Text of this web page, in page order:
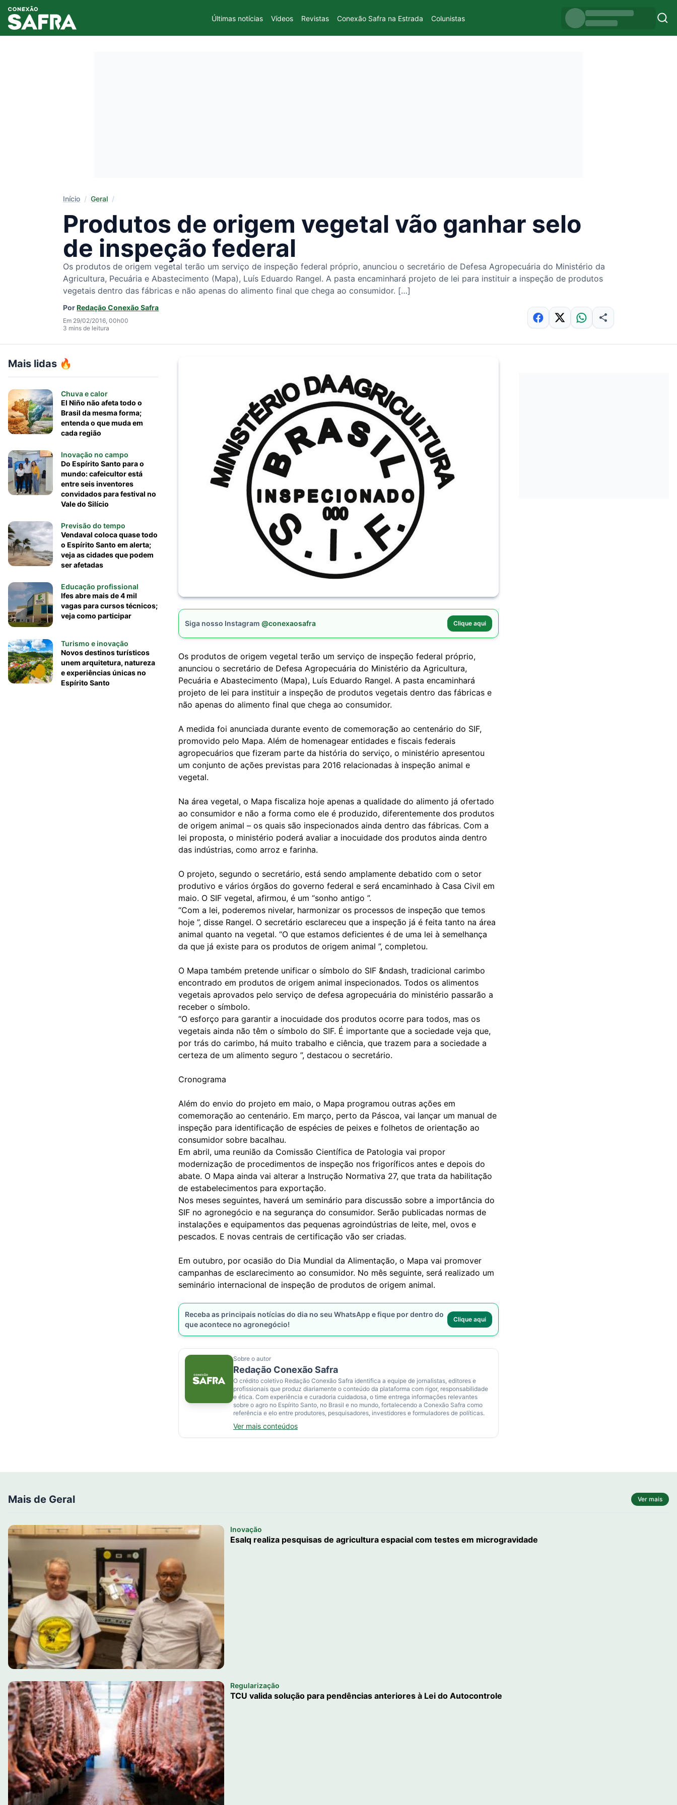
Últimas notícias Vídeos Revistas Conexão Safra na Estrada Colunistas
Início /Geral /
Produtos de origem vegetal vão ganhar selo
de inspeção federal
Os produtos de origem vegetal terão um serviço de inspeção federal próprio, anunciou o secretário de Defesa Agropecuária do Ministério da
Agricultura, Pecuária e Abastecimento (Mapa), Luís Eduardo Rangel. A pasta encaminhará projeto de lei para instituir a inspeção de produtos
vegetais dentro das fábricas e não apenas do alimento final que chega ao consumidor. […]
PorRedação Conexão Safra
Em 29/02/2016, 00h00
3 mins de leitura
Mais lidas 🔥
Chuva e calor
El Niño não afeta todo o
Brasil da mesma forma;
entenda o que muda em
cada região
Inovação no campo
Do Espírito Santo para o
mundo: cafeicultor está
entre seis inventores
convidados para festival no
Vale do Silício
Previsão do tempo
Vendaval coloca quase todo
o Espírito Santo em alerta;
veja as cidades que podem
ser afetadas
Educação profissional
Ifes abre mais de 4 mil
vagas para cursos técnicos;
veja como participar
Turismo e inovação
Novos destinos turísticos
unem arquitetura, natureza
e experiências únicas no
Espírito Santo
Siga nosso Instagram @conexaosafra Clique aqui
Os produtos de origem vegetal terão um serviço de inspeção federal próprio,
anunciou o secretário de Defesa Agropecuária do Ministério da Agricultura,
Pecuária e Abastecimento (Mapa), Luís Eduardo Rangel. A pasta encaminhará
projeto de lei para instituir a inspeção de produtos vegetais dentro das fábricas e
não apenas do alimento final que chega ao consumidor.
A medida foi anunciada durante evento de comemoração ao centenário do SIF,
promovido pelo Mapa. Além de homenagear entidades e fiscais federais
agropecuários que fizeram parte da história do serviço, o ministério apresentou
um conjunto de ações previstas para 2016 relacionadas à inspeção animal e
vegetal.
Na área vegetal, o Mapa fiscaliza hoje apenas a qualidade do alimento já ofertado
ao consumidor e não a forma como ele é produzido, diferentemente dos produtos
de origem animal – os quais são inspecionados ainda dentro das fábricas. Com a
lei proposta, o ministério poderá avaliar a inocuidade dos produtos ainda dentro
das indústrias, como arroz e farinha.
O projeto, segundo o secretário, está sendo amplamente debatido com o setor
produtivo e vários órgãos do governo federal e será encaminhado à Casa Civil em
maio. O SIF vegetal, afirmou, é um “sonho antigo ”.
“Com a lei, poderemos nivelar, harmonizar os processos de inspeção que temos
hoje ”, disse Rangel. O secretário esclareceu que a inspeção já é feita tanto na área
animal quanto na vegetal. “O que estamos deficientes é de uma lei à semelhança
da que já existe para os produtos de origem animal ”, completou.
O Mapa também pretende unificar o símbolo do SIF &ndash, tradicional carimbo
encontrado em produtos de origem animal inspecionados. Todos os alimentos
vegetais aprovados pelo serviço de defesa agropecuária do ministério passarão a
receber o símbolo.
“O esforço para garantir a inocuidade dos produtos ocorre para todos, mas os
vegetais ainda não têm o símbolo do SIF. É importante que a sociedade veja que,
por trás do carimbo, há muito trabalho e ciência, que trazem para a sociedade a
certeza de um alimento seguro ”, destacou o secretário.
Cronograma
Além do envio do projeto em maio, o Mapa programou outras ações em
comemoração ao centenário. Em março, perto da Páscoa, vai lançar um manual de
inspeção para identificação de espécies de peixes e folhetos de orientação ao
consumidor sobre bacalhau.
Em abril, uma reunião da Comissão Científica de Patologia vai propor
modernização de procedimentos de inspeção nos frigoríficos antes e depois do
abate. O Mapa ainda vai alterar a Instrução Normativa 27, que trata da habilitação
de estabelecimentos para exportação.
Nos meses seguintes, haverá um seminário para discussão sobre a importância do
SIF no agronegócio e na segurança do consumidor. Serão publicadas normas de
instalações e equipamentos das pequenas agroindústrias de leite, mel, ovos e
pescados. E novas centrais de certificação vão ser criadas.
Em outubro, por ocasião do Dia Mundial da Alimentação, o Mapa vai promover
campanhas de esclarecimento ao consumidor. No mês seguinte, será realizado um
seminário internacional de inspeção de produtos de origem animal.
Receba as principais notícias do dia no seu WhatsApp e fique por dentro do
que acontece no agronegócio!
Clique aqui
Sobre o autor
Redação Conexão Safra
O crédito coletivo Redação Conexão Safra identifica a equipe de jornalistas, editores e
profissionais que produz diariamente o conteúdo da plataforma com rigor, responsabilidade
e ética. Com experiência e curadoria cuidadosa, o time entrega informações relevantes
sobre o agro no Espírito Santo, no Brasil e no mundo, fortalecendo a Conexão Safra como
referência e elo entre produtores, pesquisadores, investidores e formuladores de políticas.
Ver mais conteúdos
Mais de Geral Ver mais
Inovação
Esalq realiza pesquisas de agricultura espacial com testes em microgravidade
Regularização
TCU valida solução para pendências anteriores à Lei do Autocontrole